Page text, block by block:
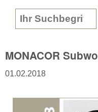
Search form
MONACOR
01.02.2018